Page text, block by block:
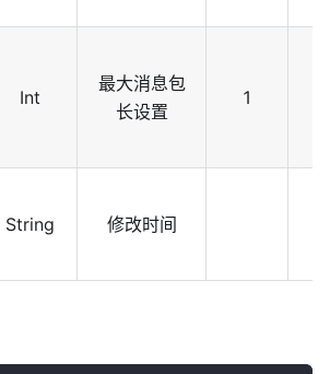
Int
最大消息包
长设置
1
String 修改时间